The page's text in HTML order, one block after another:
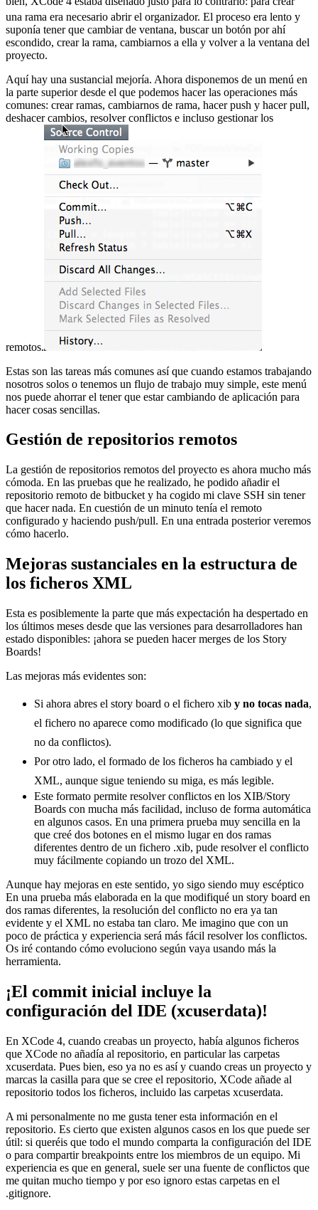
una rama era necesario abrir el organizador. El proceso era lento y
suponía tener que cambiar de ventana, buscar un botón por ahí
escondido, crear la rama, cambiarnos a ella y volver a la ventana del
proyecto.
Aquí hay una sustancial mejoría. Ahora disponemos de un menú en
la parte superior desde el que podemos hacer las operaciones más
comunes: crear ramas, cambiarnos de rama, hacer push y hacer pull,
deshacer cambios, resolver conflictos e incluso gestionar los
remotos.
Estas son las tareas más comunes así que cuando estamos trabajando
nosotros solos o tenemos un flujo de trabajo muy simple, este menú
nos puede ahorrar el tener que estar cambiando de aplicación para
hacer cosas sencillas.
Gestión de repositorios remotos
La gestión de repositorios remotos del proyecto es ahora mucho más
cómoda. En las pruebas que he realizado, he podido añadir el
repositorio remoto de bitbucket y ha cogido mi clave SSH sin tener
que hacer nada. En cuestión de un minuto tenía el remoto
configurado y haciendo push/pull. En una entrada posterior veremos
cómo hacerlo.
Mejoras sustanciales en la estructura de
los ficheros XML
Esta es posiblemente la parte que más expectación ha despertado en
los últimos meses desde que las versiones para desarrolladores han
estado disponibles: ¡ahora se pueden hacer merges de los Story
Boards!
Las mejoras más evidentes son:
Si ahora abres el story board o el fichero xib y no tocas nada,
el fichero no aparece como modificado (lo que significa que
no da conflictos).
Por otro lado, el formado de los ficheros ha cambiado y el
XML, aunque sigue teniendo su miga, es más legible.
Este formato permite resolver conflictos en los XIB/Story
Boards con mucha más facilidad, incluso de forma automática
en algunos casos. En una primera prueba muy sencilla en la
que creé dos botones en el mismo lugar en dos ramas
diferentes dentro de un fichero .xib, pude resolver el conflicto
muy fácilmente copiando un trozo del XML.
Aunque hay mejoras en este sentido, yo sigo siendo muy escéptico
En una prueba más elaborada en la que modifiqué un story board en
dos ramas diferentes, la resolución del conflicto no era ya tan
evidente y el XML no estaba tan claro. Me imagino que con un
poco de práctica y experiencia será más fácil resolver los conflictos.
Os iré contando cómo evoluciono según vaya usando más la
herramienta.
¡El commit inicial incluye la
configuración del IDE (xcuserdata)!
En XCode 4, cuando creabas un proyecto, había algunos ficheros
que XCode no añadía al repositorio, en particular las carpetas
xcuserdata. Pues bien, eso ya no es así y cuando creas un proyecto y
marcas la casilla para que se cree el repositorio, XCode añade al
repositorio todos los ficheros, incluido las carpetas xcuserdata.
A mi personalmente no me gusta tener esta información en el
repositorio. Es cierto que existen algunos casos en los que puede ser
útil: si queréis que todo el mundo comparta la configuración del IDE
o para compartir breakpoints entre los miembros de un equipo. Mi
experiencia es que en general, suele ser una fuente de conflictos que
me quitan mucho tiempo y por eso ignoro estas carpetas en el
.gitignore.